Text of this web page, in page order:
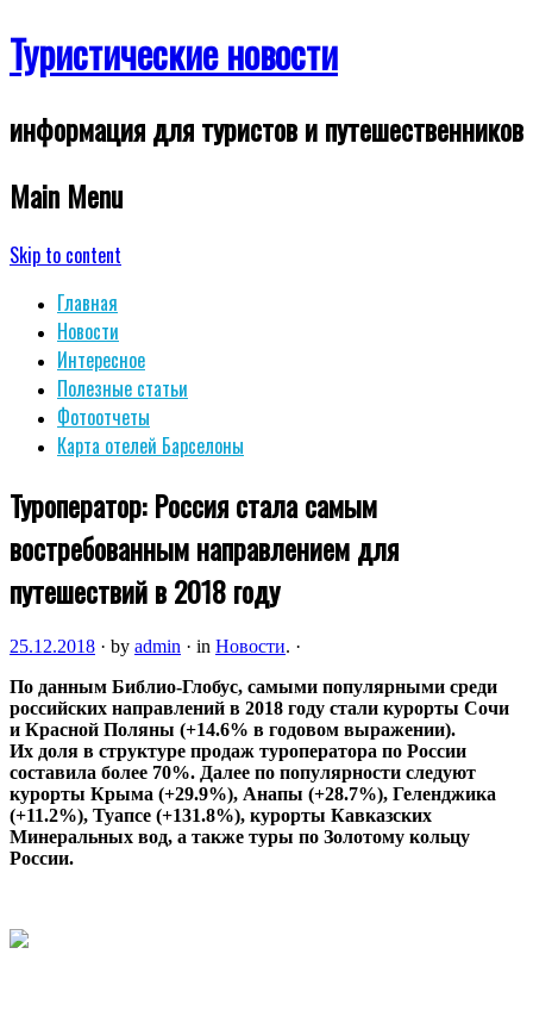
Туристические новости
информация для туристов и путешественников
Main Menu
Skip to content
Главная
Новости
Интересное
Полезные статьи
Фотоотчеты
Карта отелей Барселоны
Туроператор: Россия стала самым
востребованным направлением для
путешествий в 2018 году
25.12.2018 · by admin · in Новости. ·
По данным Библио-Глобус, самыми популярными среди
российских направлений в 2018 году стали курорты Сочи
и Красной Поляны (+14.6% в годовом выражении).
Их доля в структуре продаж туроператора по России
составила более 70%. Далее по популярности следуют
курорты Крыма (+29.9%), Анапы (+28.7%), Геленджика
(+11.2%), Туапсе (+131.8%), курорты Кавказских
Минеральных вод, а также туры по Золотому кольцу
России.